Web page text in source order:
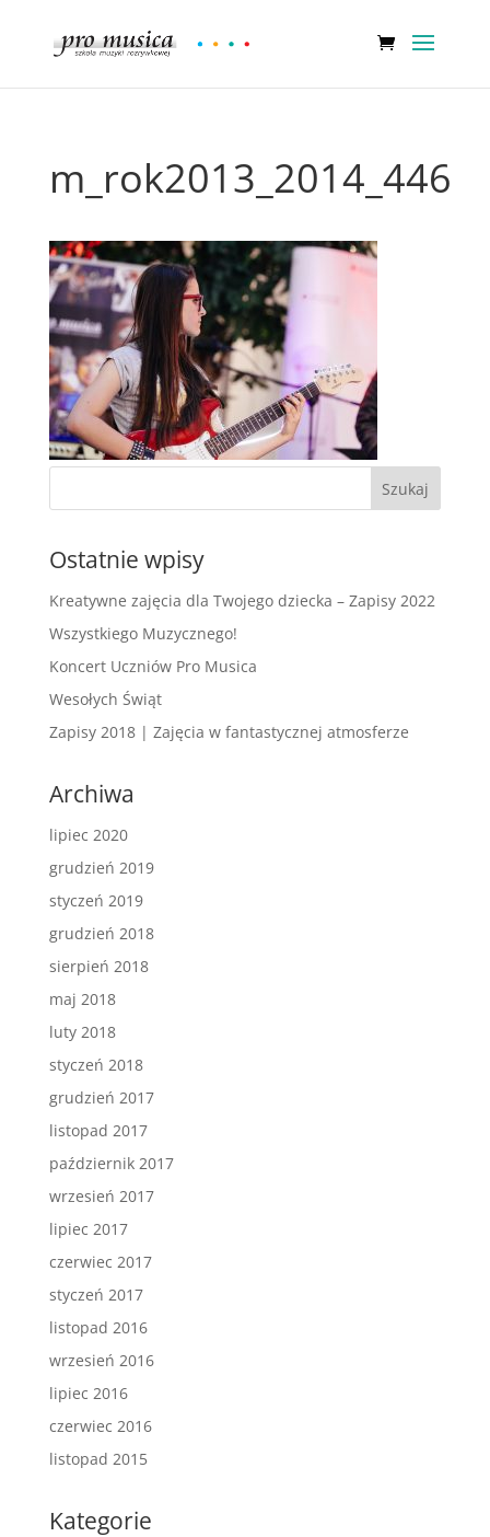
m_rok2013_2014_446
Ostatnie wpisy
Kreatywne zajęcia dla Twojego dziecka – Zapisy 2022
Wszystkiego Muzycznego!
Koncert Uczniów Pro Musica
Wesołych Świąt
Zapisy 2018 | Zajęcia w fantastycznej atmosferze
Archiwa
lipiec 2020
grudzień 2019
styczeń 2019
grudzień 2018
sierpień 2018
maj 2018
luty 2018
styczeń 2018
grudzień 2017
listopad 2017
październik 2017
wrzesień 2017
lipiec 2017
czerwiec 2017
styczeń 2017
listopad 2016
wrzesień 2016
lipiec 2016
czerwiec 2016
listopad 2015
Kategorie